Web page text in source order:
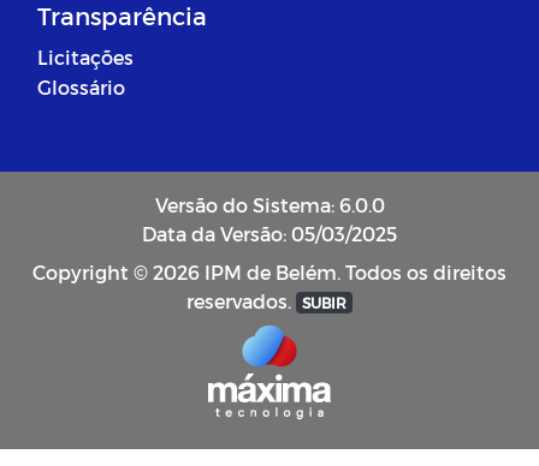
Transparência
Licitações
Glossário
Versão do Sistema: 6.0.0
Data da Versão: 05/03/2025
Copyright © 2026 IPM de Belém. Todos os direitos
reservados. SUBIR